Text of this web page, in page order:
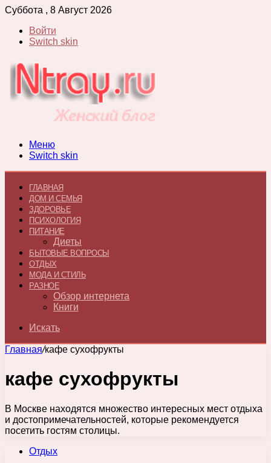
Суббота , 8 Август 2026
Войти
Switch skin
Меню
Switch skin
ГЛАВНАЯ
ДОМ И СЕМЬЯ
ЗДОРОВЬЕ
ПСИХОЛОГИЯ
ПИТАНИЕ
Диеты
БЫТОВЫЕ ВОПРОСЫ
ОТДЫХ
МОДА И СТИЛЬ
РАЗНОЕ
Обзор интернета
Книги
Искать
Главная/кафе сухофрукты
кафе сухофрукты
В Москве находятся множество интересных мест отдыха
и достопримечательностей, которые рекомендуется
посетить гостям столицы.
Отдых